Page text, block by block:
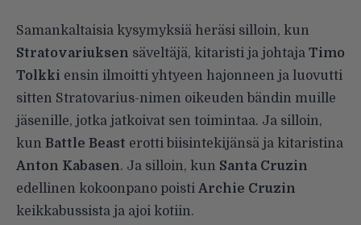
Samankaltaisia kysymyksiä heräsi silloin, kun
Stratovariuksen säveltäjä, kitaristi ja johtaja Timo
Tolkki ensin ilmoitti yhtyeen hajonneen ja luovutti
sitten Stratovarius-nimen oikeuden bändin muille
jäsenille, jotka jatkoivat sen toimintaa. Ja silloin,
kun Battle Beast erotti biisintekijänsä ja kitaristina
Anton Kabasen. Ja silloin, kun Santa Cruzin
edellinen kokoonpano poisti Archie Cruzin
keikkabussista ja ajoi kotiin.